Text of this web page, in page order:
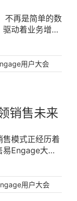
不再是简单的数
动着业务增长
用户大会
销售未来
模式正经历着
Engage大会
，更是一次关
用户大会